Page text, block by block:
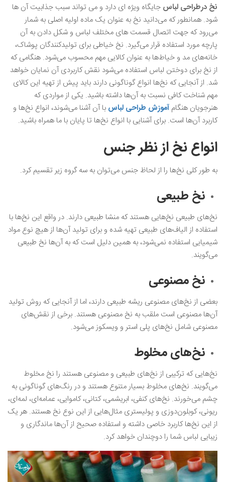
نخ درطراحی لباس جایگاه ویژه‌ ای دارد و می ‌تواند سبب جذابیت آن‌ ها
شود. همانطور که می‌دانید نخ به عنوان یک ماده اولیه اصلی به شمار
می‌رود که جهت اتصال قسمت‌ های مختلف لباس و شکل دادن به آن
پارچه مورد استفاده قرار می‌گیرد. نخ خیاطی برای تولیدکنندگان پوشاک،
خانه‌های مد و خیاط‌ها به عنوان کالایی مهم محسوب می‌شود. هنگامی که
از نخ برای دوختن لباس استفاده می‌شود نقش کاربردی آن نمایان خواهد
شد. از آنجایی که نخ‌ها انواع گوناگونی دارند باید پیش از تهیه این کالای
مهم شناخت کافی نسبت به آن‌ها داشته باشید. یکی از مواردی که
هنرجویان هنگام آموزش طراحی لباس با آن آشنا می‌شوند، انواع نخ‌ها و
کاربرد آن‌ها است. برای آشنایی با انواع نخ‌ها تا پایان با ما همراه باشید.
انواع نخ از نظر جنس
به طور کلی نخ‌ها را از لحاظ جنس می‌توان به سه گروه زیر تقسیم کرد.
نخ طبیعی
نخ‌های طبیعی نخ‌هایی هستند که منشا طبیعی دارند. در واقع این نخ‌ها با
استفاده از الیاف‌های طبیعی تهیه شده و برای تولید آن‌ها از هیچ نوع مواد
شیمیایی استفاده نمی‌شود، به همین دلیل است که به آن‌ها نخ طبیعی
می‌گویند.
نخ مصنوعی
بعضی از نخ‌های مصنوعی ریشه طبیعی دارند، اما از آنجایی که روش تولید
آن‌ها مصنوعی است ملقب به نخ مصنوعی هستند. برخی از نقش‌های
مصنوعی شامل نخ‌های پلی استر و ویسکوز می‌شود.
نخ‌های مخلوط
نخ‌هایی که ترکیبی از نخ‌های طبیعی و مصنوعی هستند را نخ مخلوط
می‌گویند. نخ‌های مخلوط بسیار متنوع هستند و در رنگ‌های گوناگونی به
چشم می‌خورند. نخ‌های کنفی، ابریشمی، کتانی، کاموایی، عمامه‌ای، لمه‌ای،
ریونی، کوبلون‌دوزی و پولیستری مثال‌هایی از این نوع نخ هستند. هر یک
از این نخ‌ها کاربرد خاصی داشته و استفاده صحیح از آن‌ها ماندگاری و
زیبایی لباس شما را دوچندان خواهد کرد.